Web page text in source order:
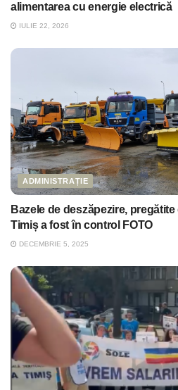
alimentarea cu energie electrică
IULIE 22, 2026
ADMINISTRAȚIE
Bazele de deszăpezire,
Timiș a fost în control FOTO
DECEMBRIE 5, 2025